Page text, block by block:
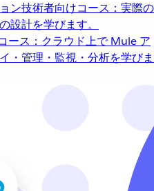
ン技術者向けコース：実際の
設計を学びます。
ース：クラウド上で Mule ア
・管理・監視・分析を学びま